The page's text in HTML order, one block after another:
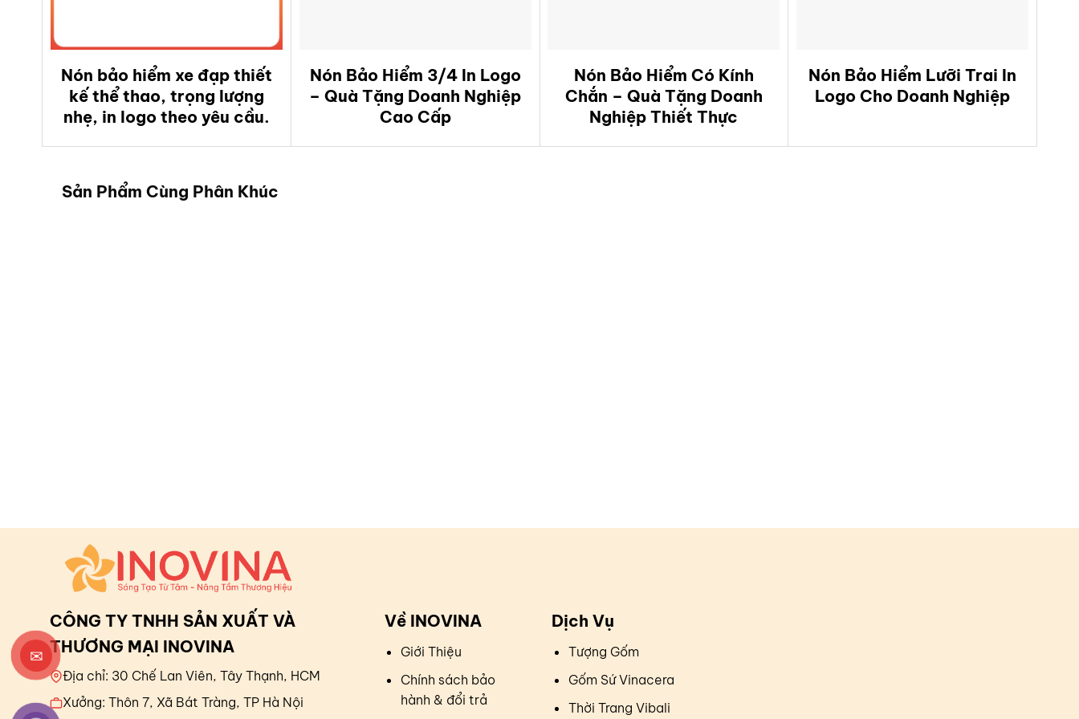
Nón bảo hiểm xe đạp thiết
kế thể thao, trọng lượng
nhẹ, in logo theo yêu cầu.
Nón Bảo Hiểm 3/4 In Logo
– Quà Tặng Doanh Nghiệp
Cao Cấp
Nón Bảo Hiểm Có Kính
Chắn – Quà Tặng Doanh
Nghiệp Thiết Thực
Nón Bảo Hiểm Lưỡi Trai In
Logo Cho Doanh Nghiệp
Sản Phẩm Cùng Phân Khúc
CÔNG TY TNHH SẢN XUẤT VÀ
THƯƠNG MẠI INOVINA
Địa chỉ: 30 Chế Lan Viên, Tây Thạnh, HCM
Xưởng: Thôn 7, Xã Bát Tràng, TP Hà Nội
Về INOVINA
Giới Thiệu
Chính sách bảo
hành & đổi trả
Dịch Vụ
Tượng Gốm
Gốm Sứ Vinacera
Thời Trang Vibali
✉